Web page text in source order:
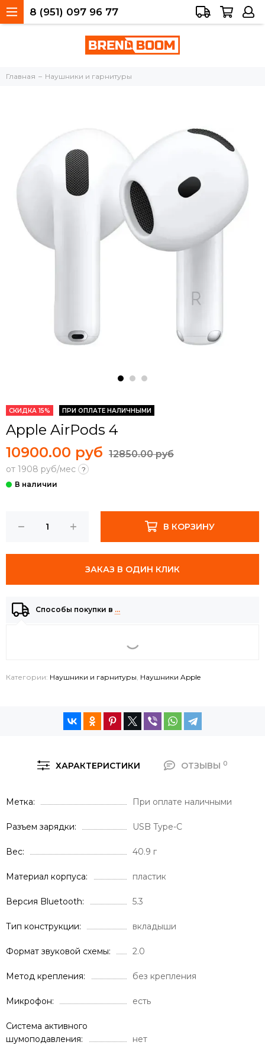
Тольятти, 40 лет Победы, 34а
8 (951) 097 96 77
Главная Наушники и гарнитуры
СКИДКА 15% ПРИ ОПЛАТЕ НАЛИЧНЫМИ
Apple AirPods 4
10900.00 руб 12850.00 руб
от 1908 руб/мес ?
В КОРЗИНУ
ЗАКАЗ В ОДИН КЛИК
Способы покупки в …
Категории: Наушники и гарнитуры Наушники Apple
ХАРАКТЕРИСТИКИ ОТЗЫВЫ 0
Метка При оплате наличными
Разъем зарядки USB Type-C
Вес 40.9 г
Материал корпуса пластик
Версия Bluetooth 5.3
Тип конструкции вкладыши
Формат звуковой схемы 2.0
Метод крепления без крепления
Микрофон есть
Система активного
шумоподавления
нет